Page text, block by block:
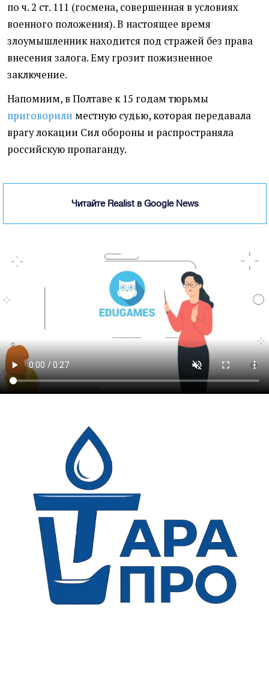
по ч. 2 ст. 111 (госмена, совершенная в условиях
военного положения). В настоящее время
злоумышленник находится под стражей без права
внесения залога. Ему грозит пожизненное
заключение.
Напомним, в Полтаве к 15 годам тюрьмы
приговорили местную судью, которая передавала
врагу локации Сил обороны и распространяла
российскую пропаганду.
Читайте Realist в Google News